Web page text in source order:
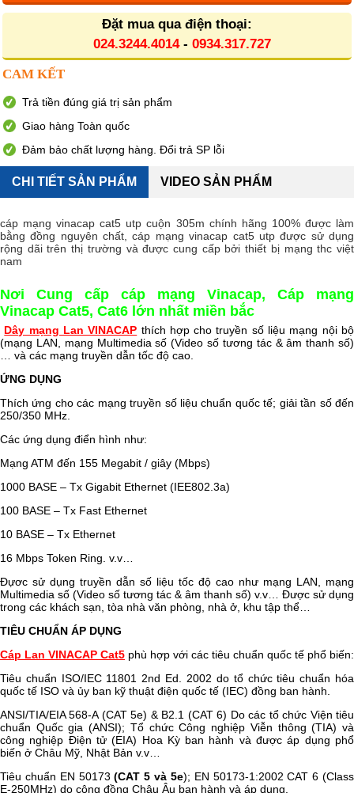
Đặt mua qua điện thoại:
024.3244.4014- 0934.317.727
CAM KẾT
Trả tiền đúng giá trị sản phẩm
Giao hàng Toàn quốc
Đảm bảo chất lượng hàng. Đổi trả SP lỗi
CHI TIẾT SẢN PHẨM VIDEO SẢN PHẨM
cáp mạng vinacap cat5 utp cuộn 305m chính hãng 100% được làm
bằng đồng nguyên chất, cáp mạng vinacap cat5 utp được sử dụng
rộng dãi trên thị trường và được cung cấp bởi thiết bị mạng thc việt
nam
Nơi Cung cấp cáp mạng Vinacap, Cáp mạng
Vinacap Cat5, Cat6 lớn nhất miền bắc
Dây mạng Lan VINACAP thích hợp cho truyền số liệu mạng nội bộ
(mạng LAN, mạng Multimedia số (Video số tương tác & âm thanh số)
… và các mạng truyền dẫn tốc độ cao.
ỨNG DỤNG
Thích ứng cho các mạng truyền số liệu chuẩn quốc tế; giải tần số đến
250/350 MHz.
Các ứng dụng điển hình như:
Mạng ATM đến 155 Megabit / giây (Mbps)
1000 BASE – Tx Gigabit Ethernet (IEE802.3a)
100 BASE – Tx Fast Ethernet
10 BASE – Tx Ethernet
16 Mbps Token Ring. v.v…
Đựơc sử dụng truyền dẫn số liệu tốc độ cao như mạng LAN, mạng
Multimedia số (Video số tương tác & âm thanh số) v.v… Được sử dụng
trong các khách sạn, tòa nhà văn phòng, nhà ở, khu tập thể…
TIÊU CHUẨN ÁP DỤNG
Cáp Lan VINACAP Cat5 phù hợp với các tiêu chuẩn quốc tế phổ biến:
Tiêu chuẩn ISO/IEC 11801 2nd Ed. 2002 do tổ chức tiêu chuẩn hóa
quốc tế ISO và ủy ban kỹ thuật điện quốc tế (IEC) đồng ban hành.
ANSI/TIA/EIA 568-A (CAT 5e) & B2.1 (CAT 6) Do các tổ chức Viện tiêu
chuẩn Quốc gia (ANSI); Tổ chức Công nghiệp Viễn thông (TIA) và
công nghiệp Điện tử (EIA) Hoa Kỳ ban hành và được áp dụng phổ
biến ở Châu Mỹ, Nhật Bản v.v…
Tiêu chuẩn EN 50173(CAT 5 và 5e); EN 50173-1:2002 CAT 6 (Class
E-250MHz) do cộng đồng Châu Âu ban hành và áp dụng.